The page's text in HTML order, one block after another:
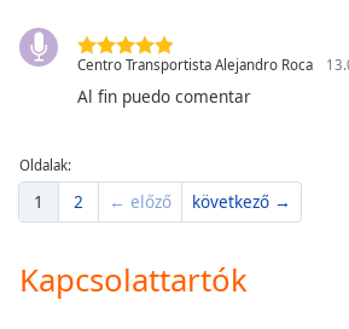
Text
Background
Opacity
Caption
Background
Centro Transportista Alejandro Roca
Al fin puedo comentar
Oldalak:
1 2 ← előző következő →
Kapcsolattartók